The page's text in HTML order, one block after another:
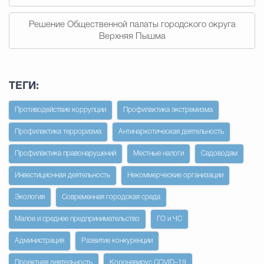
Решение Общественной палаты городского округа
Верхняя Пышма
ТЕГИ:
Противодействие коррупции Профилактика экстремизма
Профилактика терроризма Антинаркотическая деятельность
Профилактика правонарушений Местные налоги Садоводам
Инвестиционная деятельность Некоммерческие организации
Экология Современная городская среда
Малое и среднее предпринимательство ГО и ЧС
Администрация Развитие конкуренции
Проектная деятельность Коронавирус COVID–19